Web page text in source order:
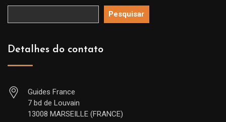
Pesquisar
Detalhes do contato
Guides France
7 bd de Louvain
13008 MARSEILLE (FRANCE)